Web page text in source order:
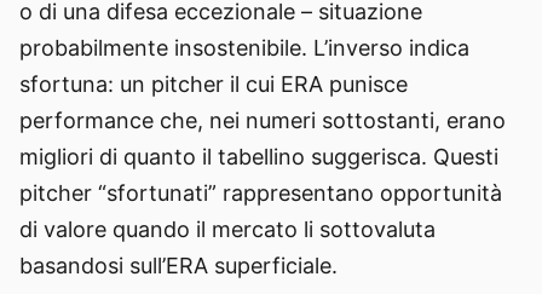
o di una difesa eccezionale – situazione
probabilmente insostenibile. L’inverso indica
sfortuna: un pitcher il cui ERA punisce
performance che, nei numeri sottostanti, erano
migliori di quanto il tabellino suggerisca. Questi
pitcher “sfortunati” rappresentano opportunità
di valore quando il mercato li sottovaluta
basandosi sull’ERA superficiale.